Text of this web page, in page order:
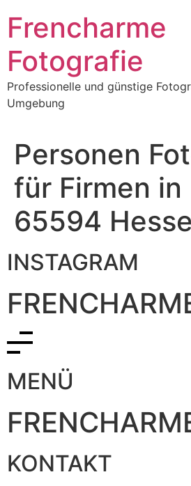
Frencharme
Fotografie
Professionelle und günstige
Umgebung
Personen
für Firmen in
65594
INSTAGRAM
MENÜ
KONTAKT